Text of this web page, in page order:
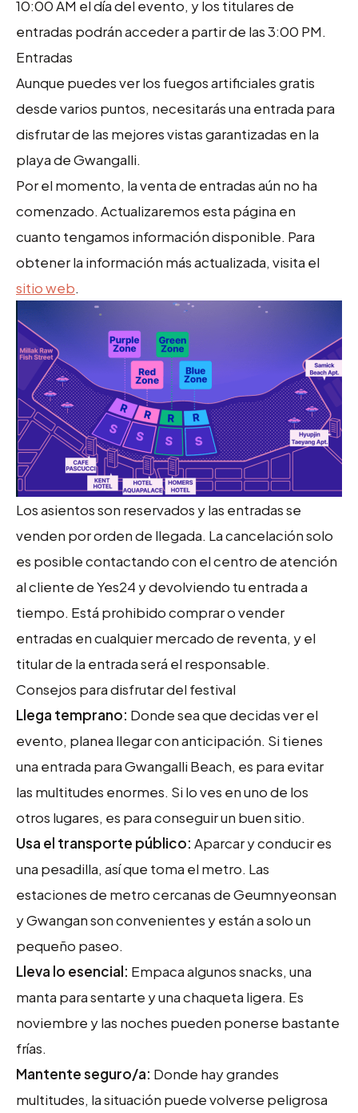
10:00 AM el día del evento, y los titulares de
entradas podrán acceder a partir de las 3:00 PM.
Entradas
Aunque puedes ver los fuegos artificiales gratis
desde varios puntos, necesitarás una entrada para
disfrutar de las mejores vistas garantizadas en la
playa de Gwangalli.
Por el momento, la venta de entradas aún no ha
comenzado. Actualizaremos esta página en
cuanto tengamos información disponible. Para
obtener la información más actualizada, visita el
sitio web.
Los asientos son reservados y las entradas se
venden por orden de llegada. La cancelación solo
es posible contactando con el centro de atención
al cliente de Yes24 y devolviendo tu entrada a
tiempo. Está prohibido comprar o vender
entradas en cualquier mercado de reventa, y el
titular de la entrada será el responsable.
Consejos para disfrutar del festival
Llega temprano: Donde sea que decidas ver el
evento, planea llegar con anticipación. Si tienes
una entrada para Gwangalli Beach, es para evitar
las multitudes enormes. Si lo ves en uno de los
otros lugares, es para conseguir un buen sitio.
Usa el transporte público: Aparcar y conducir es
una pesadilla, así que toma el metro. Las
estaciones de metro cercanas de Geumnyeonsan
y Gwangan son convenientes y están a solo un
pequeño paseo.
Lleva lo esencial: Empaca algunos snacks, una
manta para sentarte y una chaqueta ligera. Es
noviembre y las noches pueden ponerse bastante
frías.
Mantente seguro/a: Donde hay grandes
multitudes, la situación puede volverse peligrosa